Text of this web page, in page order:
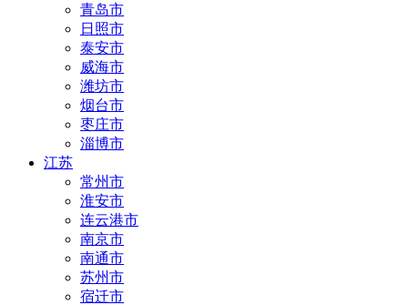
青岛市
日照市
泰安市
威海市
潍坊市
烟台市
枣庄市
淄博市
江苏
常州市
淮安市
连云港市
南京市
南通市
苏州市
宿迁市